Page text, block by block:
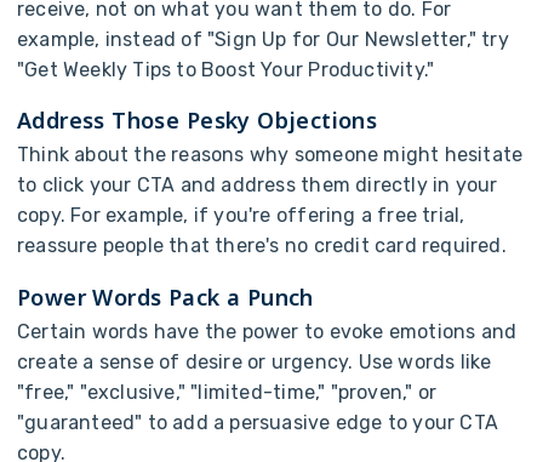
receive, not on what you want them to do. For
example, instead of "Sign Up for Our Newsletter," try
"Get Weekly Tips to Boost Your Productivity."
Address Those Pesky Objections
Think about the reasons why someone might hesitate
to click your CTA and address them directly in your
copy. For example, if you're offering a free trial,
reassure people that there's no credit card required.
Power Words Pack a Punch
Certain words have the power to evoke emotions and
create a sense of desire or urgency. Use words like
"free," "exclusive," "limited-time," "proven," or
"guaranteed" to add a persuasive edge to your CTA
copy.